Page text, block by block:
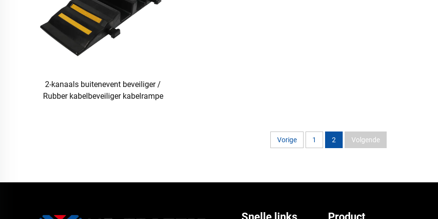
2-kanaals buitenevent beveiliger /
Rubber kabelbeveiliger kabelrampe
Vorige 1 2 Volgende
Snelle links Product